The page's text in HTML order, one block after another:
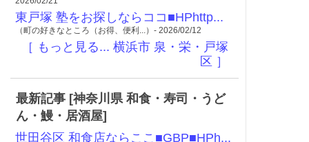
東戸塚 塾をお探しならココ■HPhttp...
（町の好きなところ（お得、便利...）- 2026/02/12
［ もっと見る... 横浜市 泉・栄・戸塚
区 ］
最新記事 [神奈川県 和食・寿司・うど
ん・鰻・居酒屋]
世田谷区 和食店ならここ■GBP■HPh...